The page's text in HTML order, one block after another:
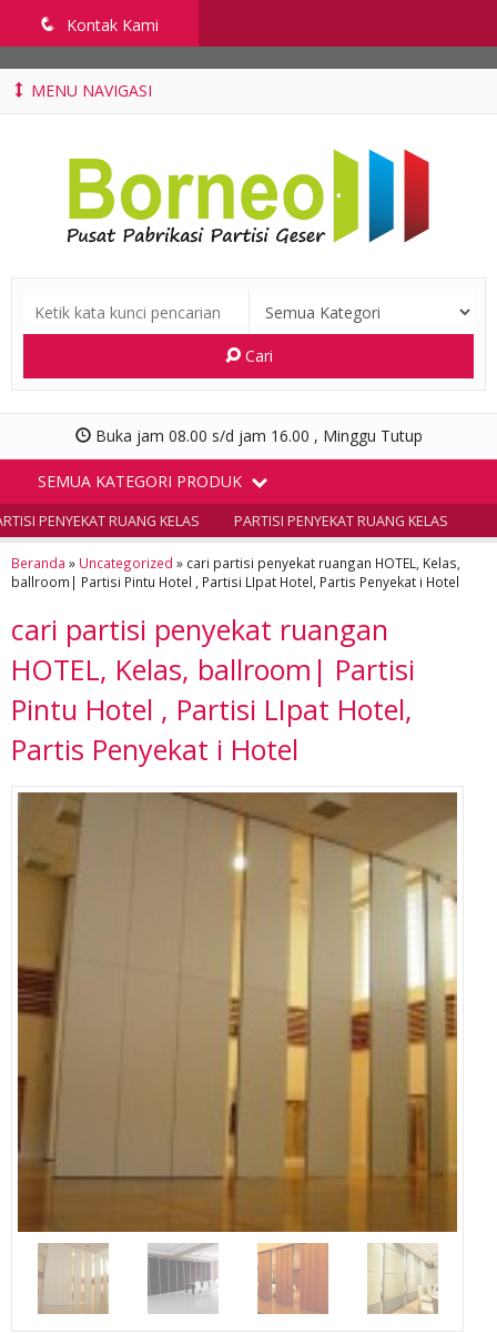
q Kontak Kami
MENU NAVIGASI
Cari
Buka jam 08.00 s/d jam 16.00 , Minggu Tutup
SEMUA KATEGORI PRODUK
PENYEKAT RUANG KELAS PARTISI PENYEKAT RUANG KELAS
Beranda » Uncategorized » cari partisi penyekat ruangan HOTEL, Kelas,
ballroom| Partisi Pintu Hotel , Partisi LIpat Hotel, Partis Penyekat i Hotel
cari partisi penyekat ruangan
HOTEL, Kelas, ballroom| Partisi
Pintu Hotel , Partisi LIpat Hotel,
Partis Penyekat i Hotel